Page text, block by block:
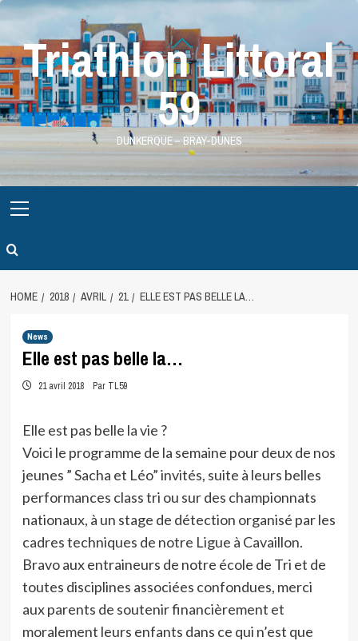
Skip
contentTriathlon Littoral
59
DUNKERQUE – BRAY-DUNES
Menu
HOME 2018 AVRIL 21 ELLE EST PAS BELLE LA…
News
Elle est pas belle la…
21 avril 2018 Par TL59
Elle est pas belle la vie ?
Voici le programme de la semaine pour deux de nos
jeunes ” Sacha et Léo” invités, suite à leurs belles
performances class tri ou sur des championnats
nationaux, à un stage de détection organisé par les
cadres techniques de notre Ligue à Cavaillon.
Bravo aux entraineurs de notre école de Tri et de
toutes disciplines associées confondues, merci
aux parents de soutenir financièrement et
moralement leurs enfants dans ce qui n’est que